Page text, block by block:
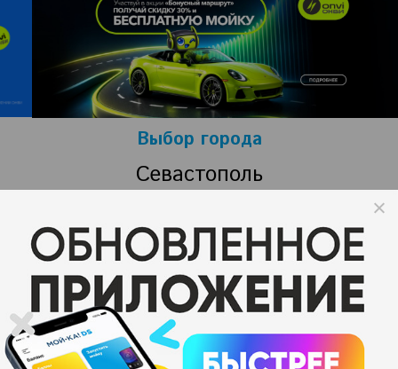
Выбор города
Севастополь
1
г. Севастополь,
Фиолентовское шоссе, 1
Круглосуточно
Online-трансляция